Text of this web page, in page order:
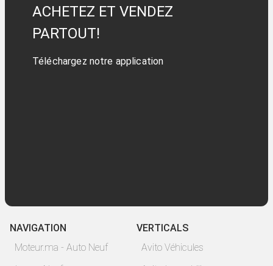
ACHETEZ ET VENDEZ
PARTOUT!
Téléchargez notre application
NAVIGATION
Moteur.ma - Auto Neuf
VERTICALS
Avito Véhicules